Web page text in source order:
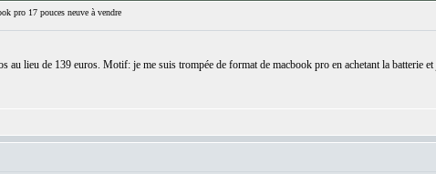
pro 17 pouces neuve à vendre
au lieu de 139 euros. Motif: je me suis trompée de format de macbook pro en achetant la batterie